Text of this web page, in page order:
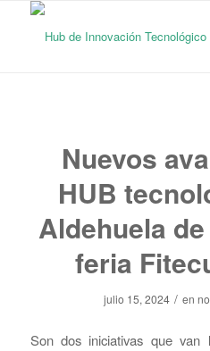
Nuevos
HUB
Aldehuela
feria
julio 15, 2024 / en
Son dos iniciativas que van